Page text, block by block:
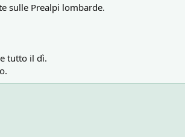
sulle Prealpi lombarde.
tutto il dì.